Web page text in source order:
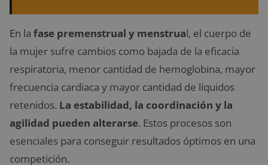
En la fase premenstrual y menstrual, el cuerpo de
la mujer sufre cambios como bajada de la eficacia
respiratoria, menor cantidad de hemoglobina, mayor
frecuencia cardiaca y mayor cantidad de líquidos
retenidos. La estabilidad, la coordinación y la
agilidad pueden alterarse. Estos procesos son
esenciales para conseguir resultados óptimos en una
competición.